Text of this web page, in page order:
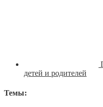
детей и родителей
Темы: